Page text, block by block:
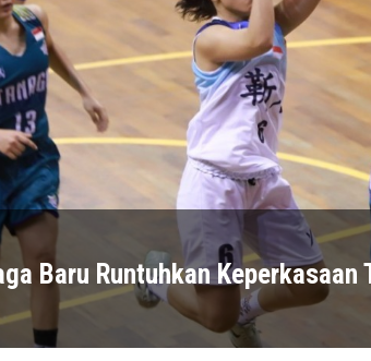
Baru Runtuhkan Keperkasaan